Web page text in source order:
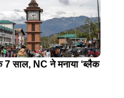
साल, NC ने मनाया ‘ब्लैक